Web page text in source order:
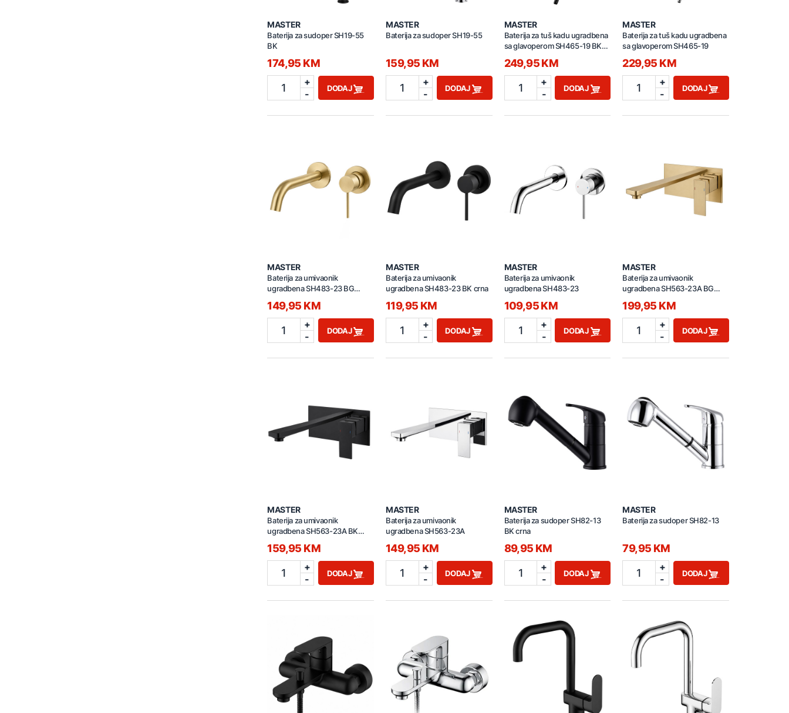
MASTER
Baterija za sudoper SH19-55
BK
174,95 KM
1
+
-
DODAJ
MASTER
Baterija za sudoper SH19-55
159,95 KM
1
+
-
DODAJ
MASTER
Baterija za tuš kadu ugradbena
sa glavoperom SH465-19 BK
249,95 KM
1
+
-
DODAJ
MASTER
Baterija za tuš kadu ugradbena
sa glavoperom SH465-19
229,95 KM
1
+
-
DODAJ
MASTER
Baterija za umivaonik
ugradbena SH483-23 BG
brušeno zlatna
149,95 KM
1
+
-
DODAJ
MASTER
Baterija za umivaonik
ugradbena SH483-23 BK crna
119,95 KM
1
+
-
DODAJ
MASTER
Baterija za umivaonik
ugradbena SH483-23
109,95 KM
1
+
-
DODAJ
MASTER
Baterija za umivaonik
ugradbena SH563-23A BG
brušeno zlatna
199,95 KM
1
+
-
DODAJ
MASTER
Baterija za umivaonik
ugradbena SH563-23A BK
crna
159,95 KM
1
+
-
DODAJ
MASTER
Baterija za umivaonik
ugradbena SH563-23A
149,95 KM
1
+
-
DODAJ
MASTER
Baterija za sudoper SH82-13
BK crna
89,95 KM
1
+
-
DODAJ
MASTER
Baterija za sudoper SH82-13
79,95 KM
1
+
-
DODAJ